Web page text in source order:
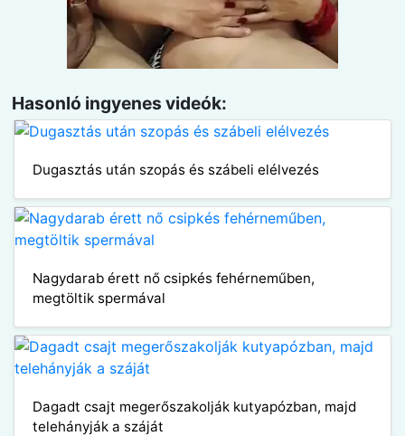
Hasonló ingyenes videók:
Dugasztás után szopás és szábeli elélvezés
Nagydarab érett nő csipkés fehérneműben,
megtöltik spermával
Dagadt csajt megerőszakolják kutyapózban, majd
telehányják a száját